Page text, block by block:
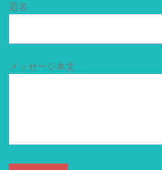
題名
メッセージ本文